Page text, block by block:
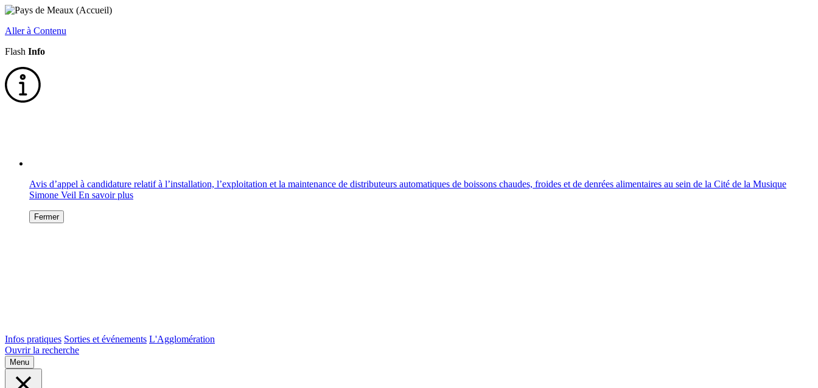
Aller à Contenu
Flash Info
Avis d’appel à candidature relatif à l’installation, l’exploitation et la maintenance de distributeurs automatiques de boissons chaudes, froides et de denrées alimentaires au sein de la Cité de la Musique
Simone Veil En savoir plus
Fermer
Infos pratiques Sorties et événements L'Agglomération
Ouvrir la recherche
Menu